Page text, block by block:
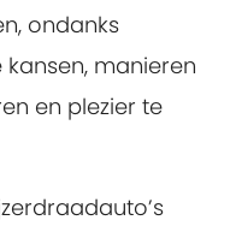
ondanks
manieren
en plezier te